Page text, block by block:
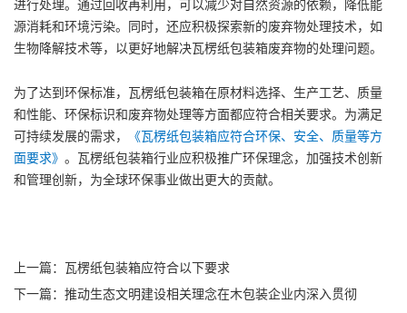
源消耗和环境污染。同时，还应积极探索新的废弃物处理技术，如
生物降解技术等，以更好地解决瓦楞纸包装箱废弃物的处理问题。
为了达到环保标准，瓦楞纸包装箱在原材料选择、生产工艺、质量
和性能、环保标识和废弃物处理等方面都应符合相关要求。为满足
可持续发展的需求，
《瓦楞纸包装箱应符合环保、安全、质量等方
面要求》 。瓦楞纸包装箱行业应积极推广环保理念，加强技术创新
和管理创新，为全球环保事业做出更大的贡献。
上一篇：瓦楞纸包装箱应符合以下要求
下一篇：推动生态文明建设相关理念在木包装企业内深入贯彻